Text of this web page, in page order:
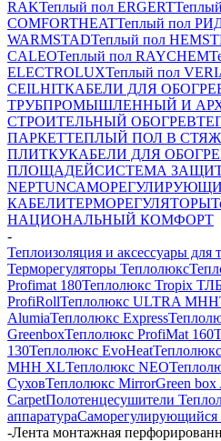
RAKТеплый пол ERGERT
COMFORTHEATТеплый пол
WARMSTADТеплый пол
CALEOТеплый пол RAYCHEM
ELECTROLUXТеплый пол
CEILHITКАБЕЛИ ДЛЯ
ТРУБПРОМЫШЛЕННЫЙ И
СТРОИТЕЛЬНЫЙ ОБОГРЕВ
ПАРКЕТТЕПЛЫЙ ПОЛ В
ПЛИТКУКАБЕЛИ ДЛЯ
ПЛОЩАДЕЙСИСТЕМА
NEPTUN
КАБЕЛИТЕРМОРЕГУЛЯТОРЫ
НАЦИОНАЛЬНЫЙ КОМФОРТ
-
Теплоизоляция и аксессуары для
Терморегуляторы Теплолюкс
Profimat 180Теплолюкс Tropix
ProfiRollТеплолюкс ULTRA МНН
AlumiaТеплолюкс Express
GreenboxТеплолюкс ProfiMat 160
130Теплолюкс EvoHeat
МНН XLТеплолюкс NEO
СуховТеплолюкс MirrorGreen
CarpetПолотенцесушители
аппаратураCаморегулирующийся
-Лента монтажная